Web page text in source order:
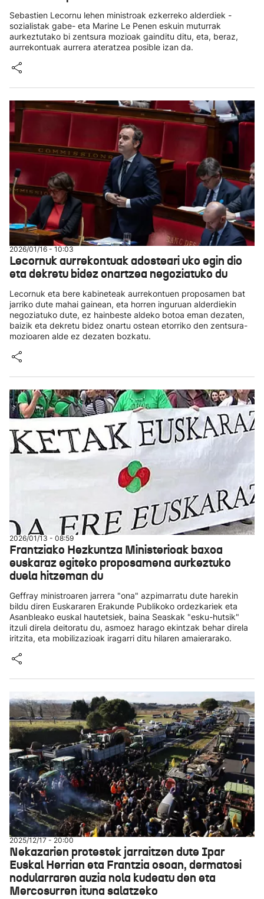
Sebastien Lecornu lehen ministroak ezkerreko alderdiek -
sozialistak gabe- eta Marine Le Penen eskuin muturrak
aurkeztutako bi zentsura mozioak gainditu ditu, eta, beraz,
aurrekontuak aurrera ateratzea posible izan da.
2026/01/16 - 10:03
Lecornuk aurrekontuak adosteari uko egin dio
eta dekretu bidez onartzea negoziatuko du
Lecornuk eta bere kabineteak aurrekontuen proposamen bat
jarriko dute mahai gainean, eta horren inguruan alderdiekin
negoziatuko dute, ez hainbeste aldeko botoa eman dezaten,
baizik eta dekretu bidez onartu ostean etorriko den zentsura-
mozioaren alde ez dezaten bozkatu.
2026/01/13 - 08:59
Frantziako Hezkuntza Ministerioak baxoa
euskaraz egiteko proposamena aurkeztuko
duela hitzeman du
Geffray ministroaren jarrera "ona" azpimarratu dute harekin
bildu diren Euskararen Erakunde Publikoko ordezkariek eta
Asanbleako euskal hautetsiek, baina Seaskak "esku-hutsik"
itzuli direla deitoratu du, asmoez harago ekintzak behar direla
iritzita, eta mobilizazioak iragarri ditu hilaren amaierarako.
2025/12/17 - 20:00
Nekazarien protestek jarraitzen dute Ipar
Euskal Herrian eta Frantzia osoan, dermatosi
nodularraren auzia nola kudeatu den eta
Mercosurren ituna salatzeko